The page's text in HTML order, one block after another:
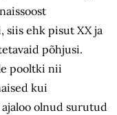
siis ehk pisut XX ja
põhjusi.
pooltki nii
kui
olnud surutud